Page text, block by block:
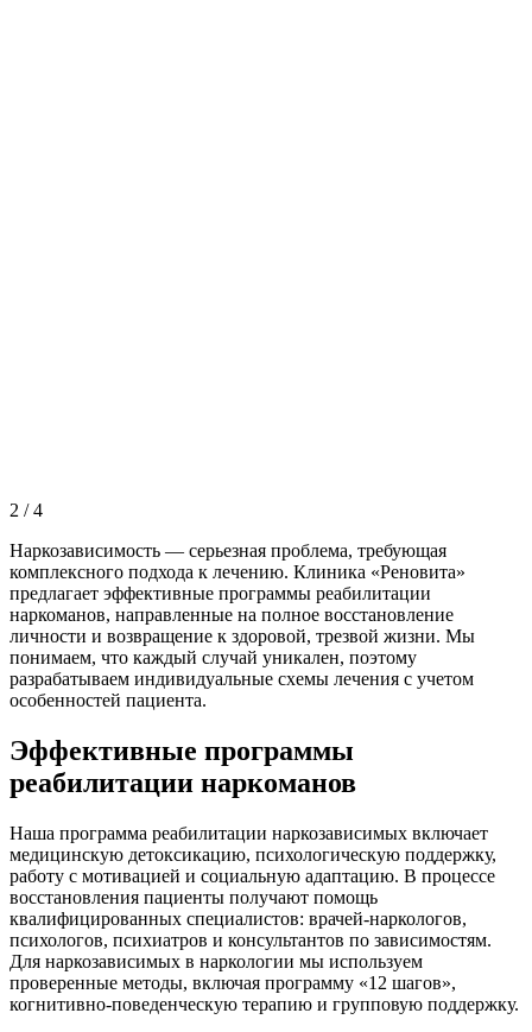
2 /4
Наркозависимость — серьезная проблема, требующая
комплексного подхода к лечению. Клиника «Реновита»
предлагает эффективные программы реабилитации
наркоманов, направленные на полное восстановление
личности и возвращение к здоровой, трезвой жизни. Мы
понимаем, что каждый случай уникален, поэтому
разрабатываем индивидуальные схемы лечения с учетом
особенностей пациента.
Эффективные программы
реабилитации наркоманов
Наша программа реабилитации наркозависимых включает
медицинскую детоксикацию, психологическую поддержку,
работу с мотивацией и социальную адаптацию. В процессе
восстановления пациенты получают помощь
квалифицированных специалистов: врачей-наркологов,
психологов, психиатров и консультантов по зависимостям.
Для наркозависимых в наркологии мы используем
проверенные методы, включая программу «12 шагов»,
когнитивно-поведенческую терапию и групповую поддержку.